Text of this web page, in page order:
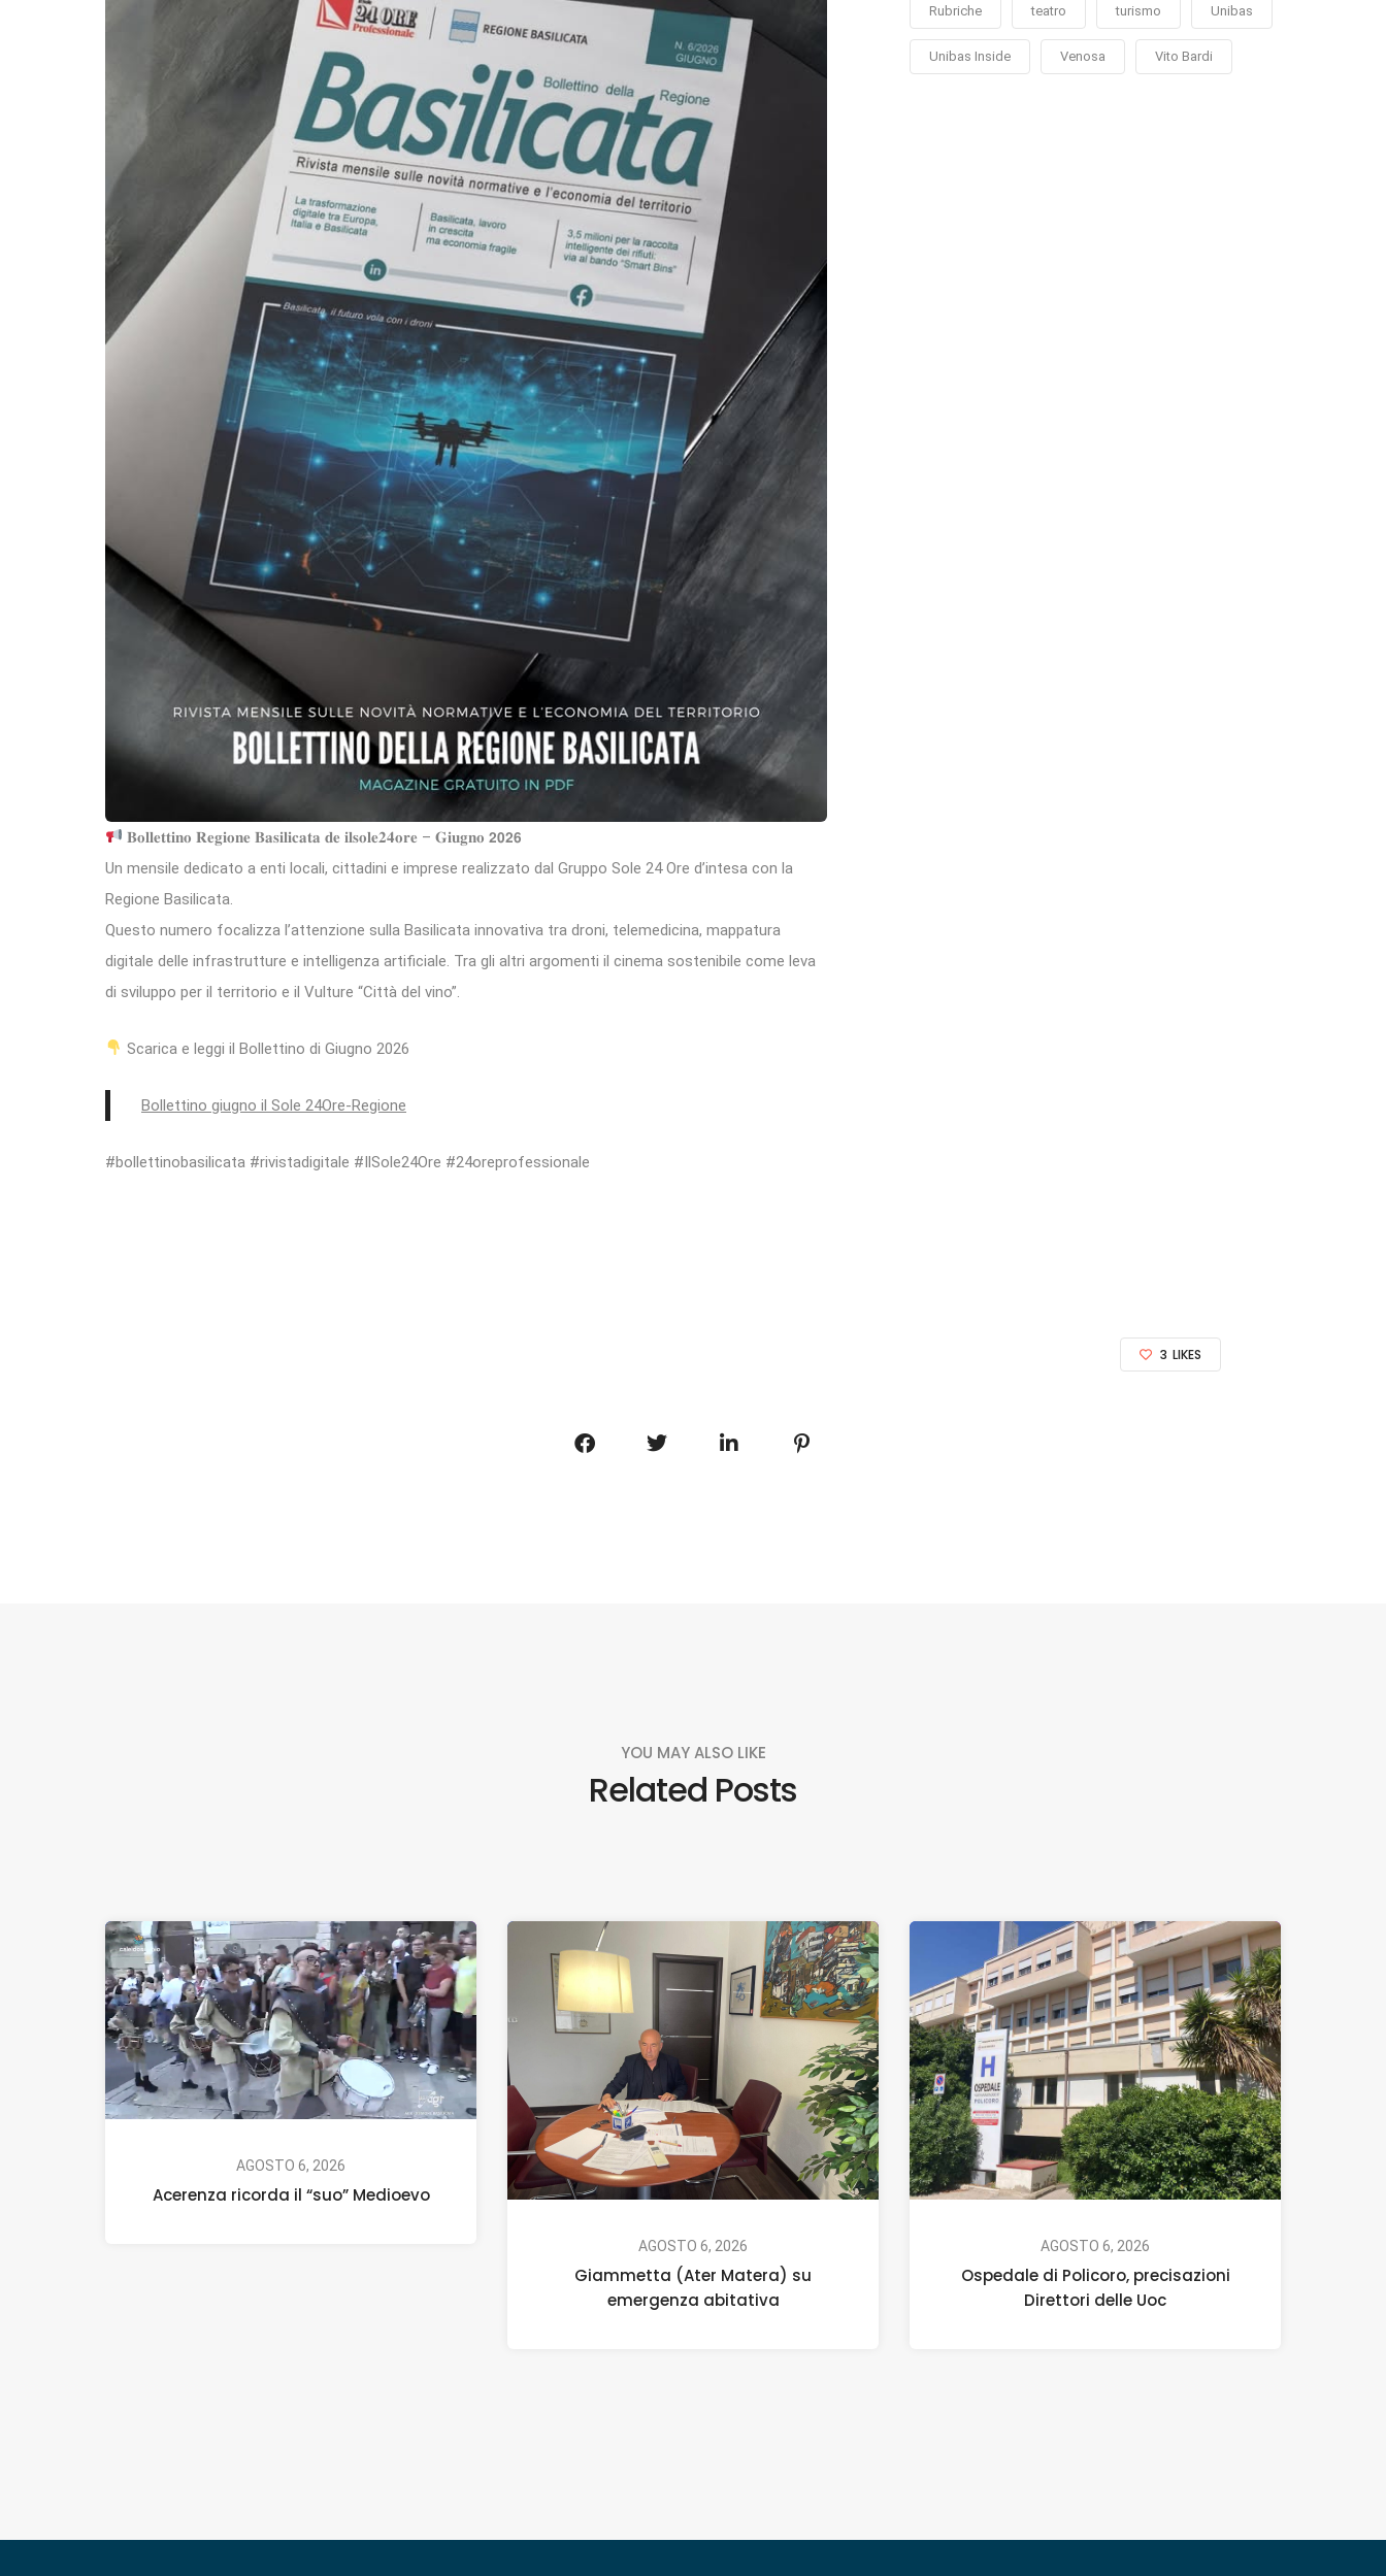
𝐁𝐨𝐥𝐥𝐞𝐭𝐭𝐢𝐧𝐨 𝐑𝐞𝐠𝐢𝐨𝐧𝐞 𝐁𝐚𝐬𝐢𝐥𝐢𝐜𝐚𝐭𝐚 𝐝𝐞 𝐢𝐥𝐬𝐨𝐥𝐞𝟐𝟒𝐨𝐫𝐞 – 𝐆𝐢𝐮𝐠𝐧𝐨 𝟮𝟬𝟮𝟲
Un mensile dedicato a enti locali, cittadini e imprese realizzato dal Gruppo Sole 24 Ore d’intesa con la
Regione Basilicata.
Questo numero focalizza l’attenzione sulla Basilicata innovativa tra droni, telemedicina, mappatura
digitale delle infrastrutture e intelligenza artificiale. Tra gli altri argomenti il cinema sostenibile come leva
di sviluppo per il territorio e il Vulture “Città del vino”.
Scarica e leggi il Bollettino di Giugno 2026
Bollettino giugno il Sole 24Ore-Regione
#bollettinobasilicata #rivistadigitale #IlSole24Ore #24oreprofessionale
Rubriche teatro turismo Unibas
Unibas Inside Venosa Vito Bardi
3 LIKES
YOU MAY ALSO LIKE
Related Posts
AGOSTO 6, 2026
Acerenza ricorda il “suo” Medioevo
AGOSTO 6, 2026
Giammetta (Ater Matera) su
emergenza abitativa
AGOSTO 6, 2026
Ospedale di Policoro, precisazioni
Direttori delle Uoc